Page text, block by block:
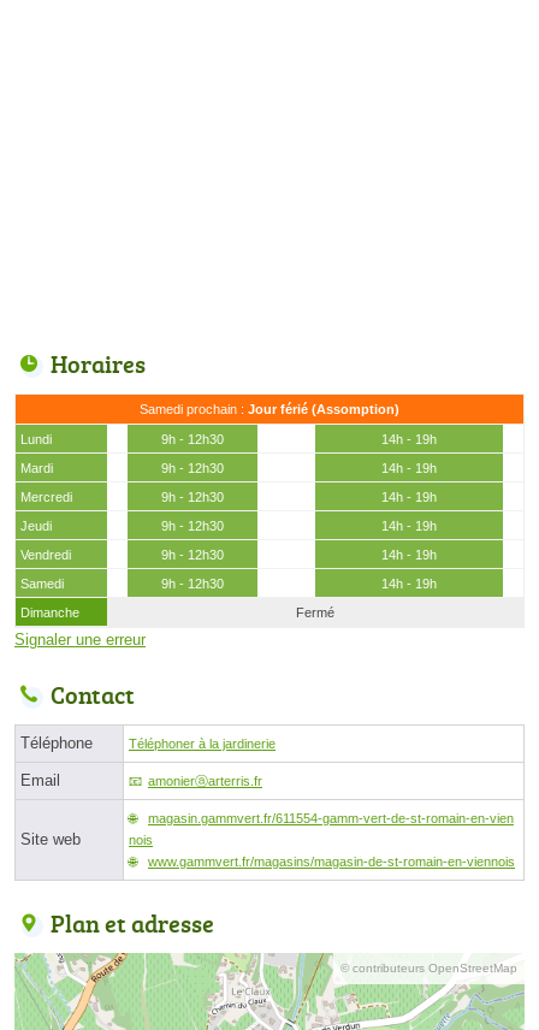
Horaires
Samedi prochain : Jour férié (Assomption)
Lundi 9h - 12h30
14h - 19h
Mardi
9h - 12h30
14h - 19h
Mercredi
9h - 12h30
14h - 19h
Jeudi
9h - 12h30
14h - 19h
Vendredi
9h - 12h30
14h - 19h
Samedi
9h - 12h30
14h - 19h
Dimanche
Fermé
Signaler une erreur
Contact
Téléphone Téléphoner à la jardinerie
Email amonierⓐarterris.fr
Site web
magasin.gammvert.fr/611554-gamm-vert-de-st-romain-en-vien
nois
www.gammvert.fr/magasins/magasin-de-st-romain-en-viennois
Plan et adresse
© contributeurs OpenStreetMap